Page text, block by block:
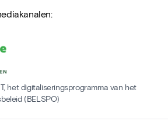
het digitaliseringsprogramma van het
(BELSPO)